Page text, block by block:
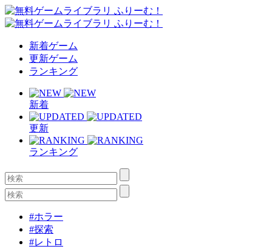
新着ゲーム
更新ゲーム
ランキング
新着
更新
ランキング
#ホラー
#探索
#レトロ